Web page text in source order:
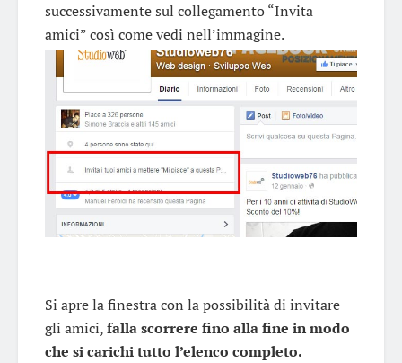
successivamente sul collegamento “Invita
amici” così come vedi nell’immagine.
Si apre la finestra con la possibilità di invitare
gli amici,falla scorrere fino alla fine in modo
che si carichi tutto l’elenco completo.